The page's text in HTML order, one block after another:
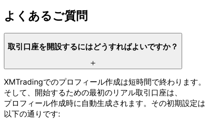
よく あるご質問
取引口座を開設するにはどうすればよいですか？
XMTradingでのプロフィール作成は短時間で終わります。
そして、 開始するための最初のリアル取引口座は、
プロフィール作成時に 自動生成されます。 その初期設定は
以下の通りです: